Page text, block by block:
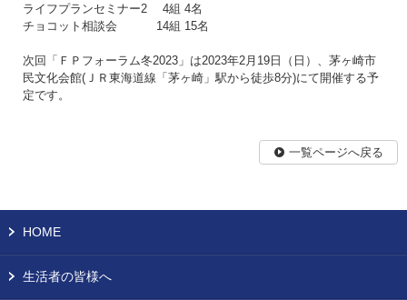
ライフプランセミナー2 4組 4名
チョコット相談会 14組 15名
次回「ＦＰフォーラム冬2023」は2023年2月19日（日）、茅ヶ崎市
民文化会館(ＪＲ東海道線「茅ヶ崎」駅から徒歩8分)にて開催する予
定です。
一覧ページへ戻る
HOME
生活者の皆様へ